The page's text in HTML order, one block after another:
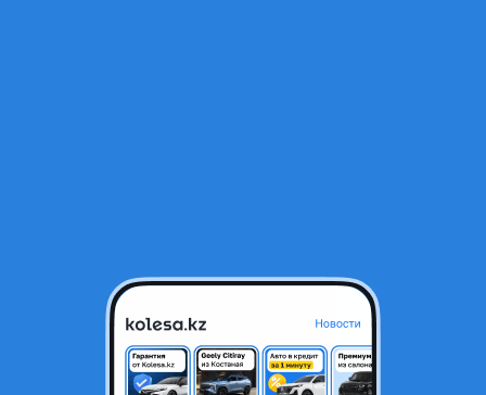
Решетка дубликат